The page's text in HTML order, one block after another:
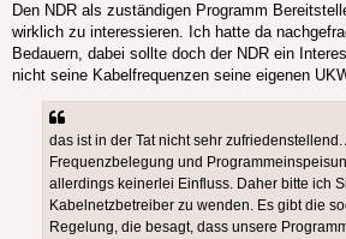
Den NDR als zuständigen Programm
wirklich zu interessieren. Ich hatte da
Bedauern, dabei sollte doch der NDR ein
nicht seine Kabelfrequenzen seine eigenen
das ist in der Tat nicht sehr zufriedenstellend.
Frequenzbelegung und
allerdings keinerlei Einfluss. Daher bitte ich
Kabelnetzbetreiber zu wenden. Es gibt die
Regelung, die besagt, dass unsere